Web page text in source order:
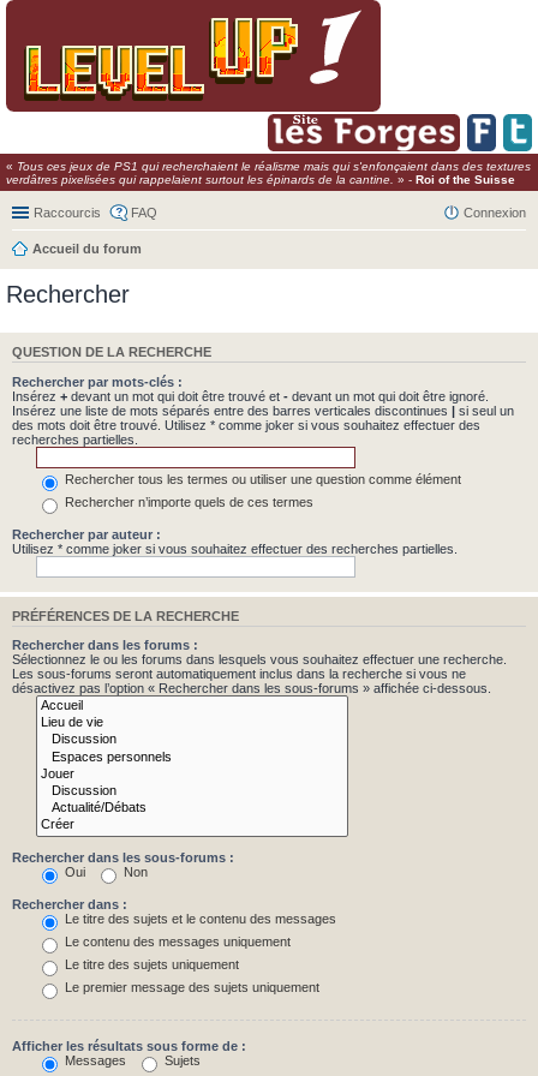
« Tous ces jeux de PS1 qui recherchaient le réalisme mais qui s'enfonçaient dans des textures
verdâtres pixelisées qui rappelaient surtout les épinards de la cantine. » - Roi of the Suisse
Raccourcis FAQ Connexion
Accueil du forum
Rechercher
QUESTION DE LA RECHERCHE
Rechercher par mots-clés :
Insérez + devant un mot qui doit être trouvé et - devant un mot qui doit être ignoré.
Insérez une liste de mots séparés entre des barres verticales discontinues | si seul un
des mots doit être trouvé. Utilisez * comme joker si vous souhaitez effectuer des
recherches partielles.
Rechercher tous les termes ou utiliser une question comme élément
Rechercher n’importe quels de ces termes
Rechercher par auteur :
Utilisez * comme joker si vous souhaitez effectuer des recherches partielles.
PRÉFÉRENCES DE LA RECHERCHE
Rechercher dans les forums :
Sélectionnez le ou les forums dans lesquels vous souhaitez effectuer une recherche.
Les sous-forums seront automatiquement inclus dans la recherche si vous ne
désactivez pas l’option « Rechercher dans les sous-forums » affichée ci-dessous.
Rechercher dans les sous-forums :
Oui
Non
Rechercher dans :
Le titre des sujets et le contenu des messages
Le contenu des messages uniquement
Le titre des sujets uniquement
Le premier message des sujets uniquement
Afficher les résultats sous forme de :
Messages
Sujets